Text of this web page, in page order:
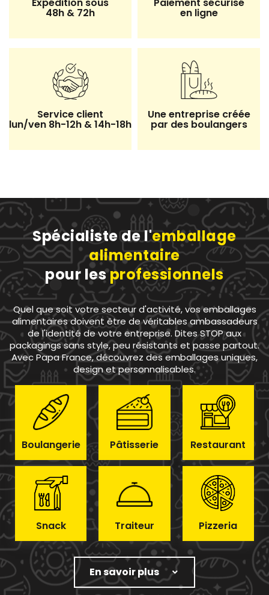
48h & 72h en ligne
Service client
lun/ven 8h-12h & 14h-18h
Une entreprise créée
par des boulangers
Spécialiste de l'emballage
alimentaire
pour lesprofessionnels
Quel que soit votre secteur d'activité, vos emballages
alimentaires doivent être de véritables ambassadeurs
de l'identité de votre entreprise. Dites STOP aux
packagings sans style, peu résistants et passe partout.
Avec Papa France, découvrez des emballages uniques,
design et personnalisables.
Boulangerie Pâtisserie Restaurant
Snack Traiteur Pizzeria
En savoir plus